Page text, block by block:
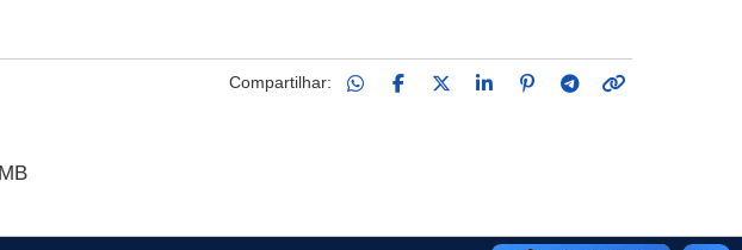
Compartilhar: